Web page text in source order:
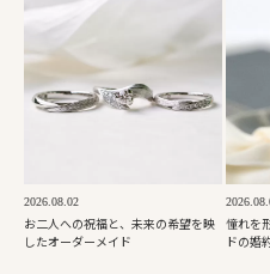
2026.08.02
お二人への祝福と、未来の希望を映
したオーダーメイド
憧れを
ドの婚